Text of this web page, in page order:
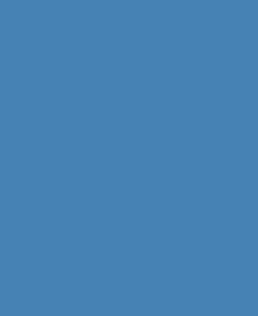
Csak egy hátizsák és hajrá! 3
Szerencsénk volt abban az
Covid miatt ez a két korcsoport
Nem volt túl nagy keretünk az
kellett fizetni.) Többnyire olyan
kempingeztünk. Eljutottunk
(Párizs, Versailles),
Három rövid
Az egyik az első utazós nap: a
Na, hát ez úgy kezdődött, hogy
lekéstünk. Féltem, hogy így már
előre az applikációban. Nagy